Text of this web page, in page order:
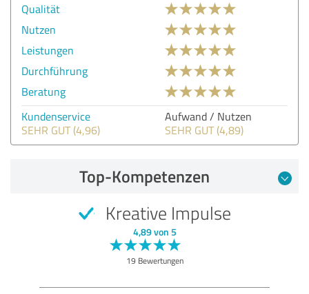
Qualität
Nutzen
Leistungen
Durchführung
Beratung
Kundenservice
SEHR GUT (4,96)
Aufwand / Nutzen
SEHR GUT (4,89)
Top-Kompetenzen
Kreative Impulse
4,89 von 5
19 Bewertungen